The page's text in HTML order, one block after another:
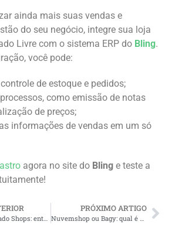
ainda mais suas vendas e
do seu negócio, integre sua loja
Livre com o sistema ERP do Bling.
você pode:
de estoque e pedidos;
como emissão de notas
de preços;
informações de vendas em um só
agora no site do Bling e teste a
O fim do Mercado Shops: entenda o que isso significa e descubra alternativas eficazes
PRÓXIMO ARTIGO
Nuvemshop ou Bagy: qual é a melhor plataforma para sua loja online?